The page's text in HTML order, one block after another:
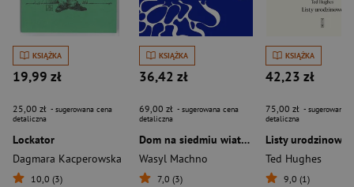
KSIĄŻKA
19,99 zł
25,00 zł - sugerowana cena
detaliczna
Lockator
Dagmara Kacperowska
10,0 (3)
KSIĄŻKA
36,42 zł
69,00 zł - sugerowana cena
detaliczna
Dom na siedmiu wiatrach
Wasyl Machno
7,0 (3)
KSIĄŻKA
42,23 zł
75,00 zł - sugerowana
detaliczna
Listy urodzinowe
Ted Hughes
9,0 (1)